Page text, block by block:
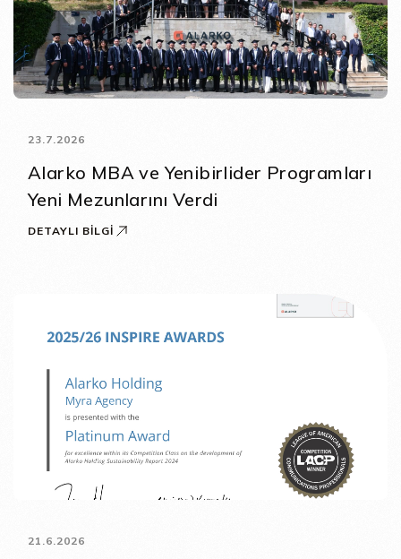
23.7.2026
Alarko MBA ve Yenibirlider Programları
Yeni Mezunlarını Verdi
DETAYLI BILGI
21.6.2026